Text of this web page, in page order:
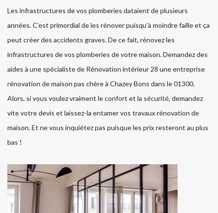
Les infrastructures de vos plomberies dataient de plusieurs
années. C’est primordial de les rénover puisqu’à moindre faille et ça
peut créer des accidents graves. De ce fait, rénovez les
infrastructures de vos plomberies de votre maison. Demandez des
aides à une spécialiste de Rénovation intérieur 28 une entreprise
rénovation de maison pas chère à Chazey Bons dans le 01300.
Alors, si vous voulez vraiment le confort et la sécurité, demandez
vite votre devis et laissez-la entamer vos travaux rénovation de
maison. Et ne vous inquiétez pas puisque les prix resteront au plus
bas !